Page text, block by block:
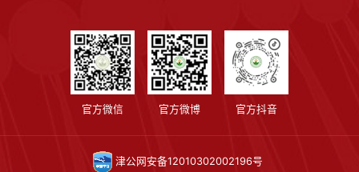
官方微信 官方微博 官方抖音
津公网安备12010302002196号